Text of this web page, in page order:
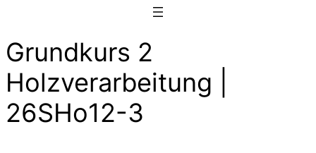
Grundkurs 2
Holzverarbeitung |
26SHo12-3